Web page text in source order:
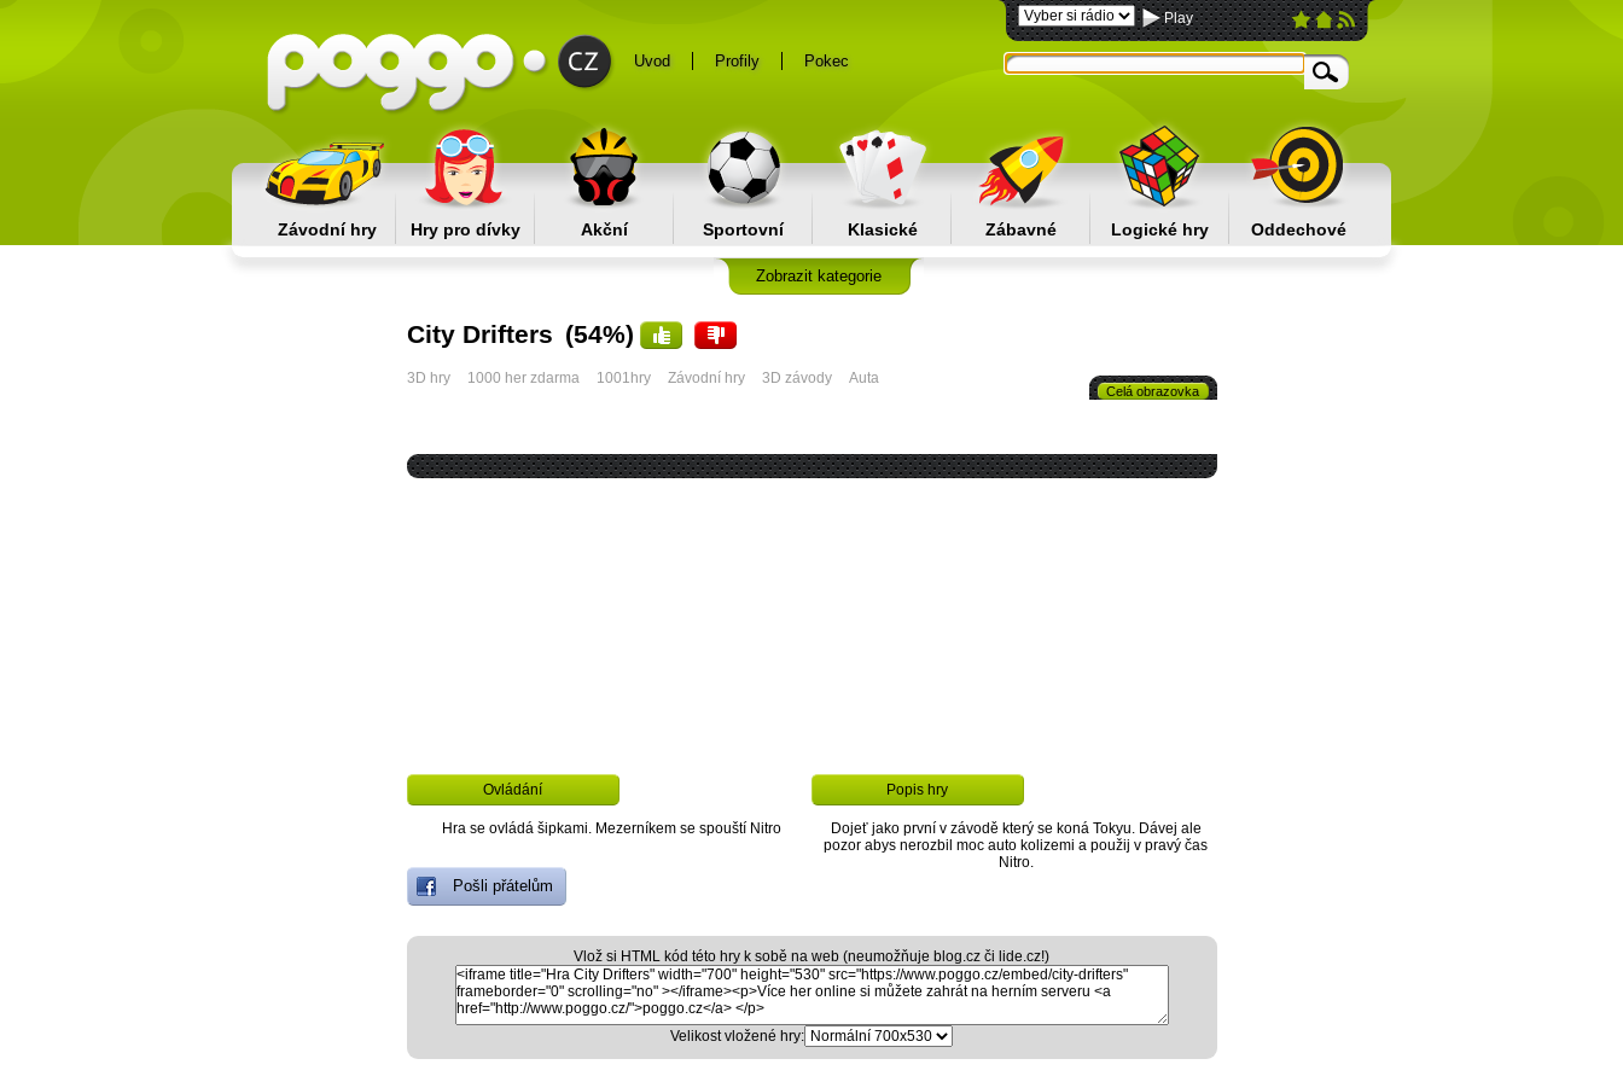
Uvod Profily Pokec
Závodní hry Hry pro dívky Akční Sportovní Klasické Zábavné Logické hry Oddechové
Zobrazit kategorie
City Drifters (54%)
3D hry 1000 her zdarma 1001hry Závodní hry 3D závody Auta
Celá obrazovka
Ovládání
Hra se ovládá šipkami. Mezerníkem se spouští Nitro
Pošli přátelům
Popis hry
Dojeť jako první v závodě který se koná Tokyu. Dávej ale
pozor abys nerozbil moc auto kolizemi a použij v pravý čas
Nitro.
Vlož si HTML kód této hry k sobě na web (neumožňuje blog.cz či lide.cz!)
Velikost vložené hry: